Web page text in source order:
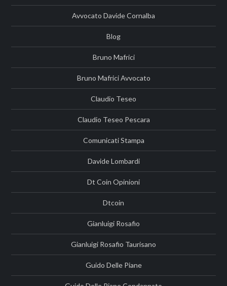
Avvocato Davide Cornalba
Blog
Bruno Mafrici
Bruno Mafrici Avvocato
Claudio Teseo
Claudio Teseo Pescara
Comunicati Stampa
Davide Lombardi
Dt Coin Opinioni
Dtcoin
Gianluigi Rosafio
Gianluigi Rosafio Taurisano
Guido Delle Piane